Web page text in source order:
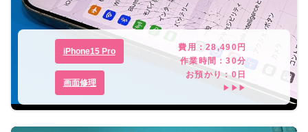
iPhone15 Pro
画面修理
費用：28,490円
作業時間：30分
お預かり：0 日
▶▶▶